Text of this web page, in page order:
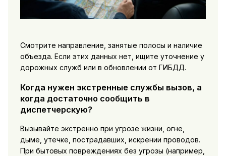
Смотрите направление, занятые полосы и наличие
объезда. Если этих данных нет, ищите уточнение у
дорожных служб или в обновлении от ГИБДД.
Когда нужен экстренные службы вызов, а
когда достаточно сообщить в
диспетчерскую?
Вызывайте экстренно при угрозе жизни, огне,
дыме, утечке, пострадавших, искрении проводов.
При бытовых повреждениях без угрозы (например,